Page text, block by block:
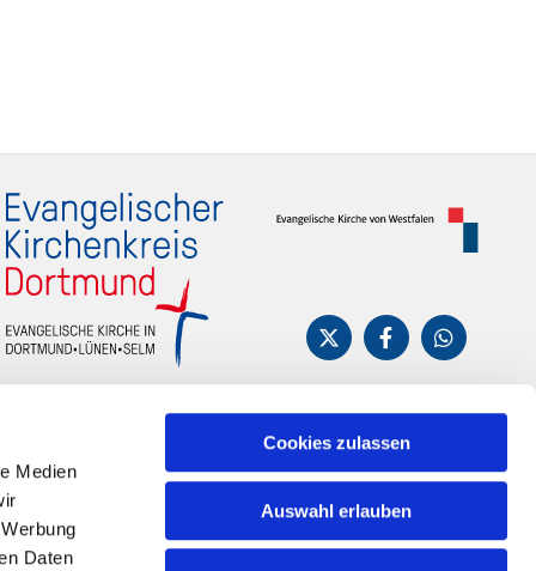
Medien
Daten
Cookies zulassen
Auswahl erlauben